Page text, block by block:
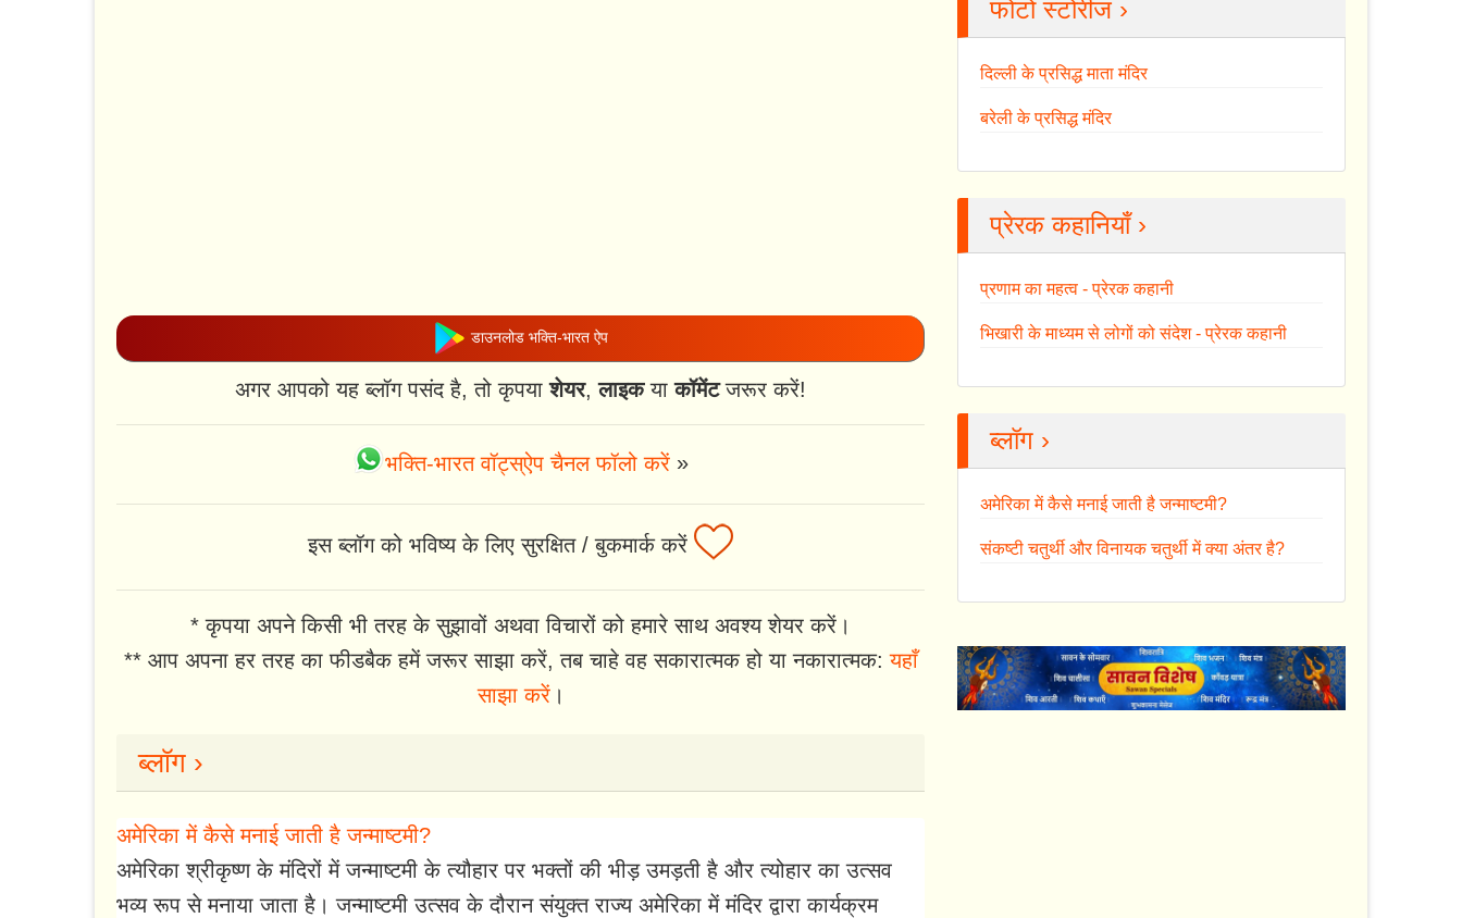
डाउनलोड भक्ति-भारत ऐप
अगर आपको यह ब्लॉग पसंद है, तो कृपयाशेयर,लाइकयाकॉमेंटजरूर करें!
भक्ति-भारत वॉट्स्ऐप चैनल फॉलो करें »
इस ब्लॉग को भविष्य के लिए सुरक्षित / बुकमार्क करें
* कृपया अपने किसी भी तरह के सुझावों अथवा विचारों को हमारे साथ अवश्य शेयर करें।
** आप अपना हर तरह का फीडबैक हमें जरूर साझा करें, तब चाहे वह सकारात्मक हो या नकारात्मक:यहाँ
साझा करें।
ब्लॉग ›
अमेरिका में कैसे मनाई जाती है जन्माष्टमी?
अमेरिका श्रीकृष्ण के मंदिरों में जन्माष्टमी के त्यौहार पर भक्तों की भीड़ उमड़ती है और त्योहार का उत्सव
भव्य रूप से मनाया जाता है। जन्माष्टमी उत्सव के दौरान संयुक्त राज्य अमेरिका में मंदिर द्वारा कार्यक्रम
फोटो स्टोरीज ›
दिल्ली के प्रसिद्ध माता मंदिर
बरेली के प्रसिद्ध मंदिर
प्रेरक कहानियाँ ›
प्रणाम का महत्व - प्रेरक कहानी
भिखारी के माध्यम से लोगों को संदेश - प्रेरक कहानी
ब्लॉग ›
अमेरिका में कैसे मनाई जाती है जन्माष्टमी?
संकष्टी चतुर्थी और विनायक चतुर्थी में क्या अंतर है?